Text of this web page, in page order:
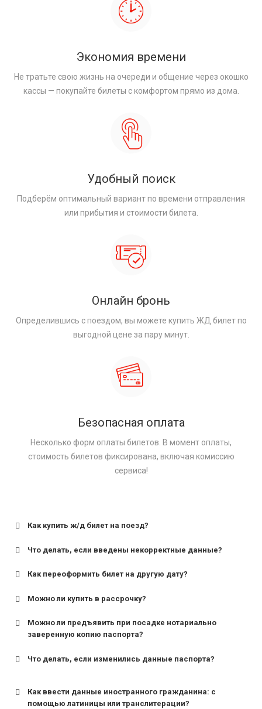
Экономия времени
Не тратьте свою жизнь на очереди и общение через окошко
кассы — покупайте билеты с комфортом прямо из дома.
Удобный поиск
Подберём оптимальный вариант по времени отправления
или прибытия и стоимости билета.
Онлайн бронь
Определившись с поездом, вы можете купить ЖД билет по
выгодной цене за пару минут.
Безопасная оплата
Несколько форм оплаты билетов. В момент оплаты,
стоимость билетов фиксирована, включая комиссию
сервиса!
Как купить ж/д билет на поезд?
Что делать, если введены некорректные данные?
Как переоформить билет на другую дату?
Можно ли купить в рассрочку?
Можно ли предъявить при посадке нотариально
заверенную копию паспорта?
Что делать, если изменились данные паспорта?
Как ввести данные иностранного гражданина: с
помощью латиницы или транслитерации?